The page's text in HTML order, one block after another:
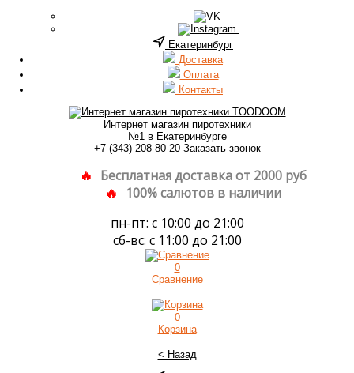
Екатеринбург
Доставка
Оплата
Контакты
Интернет магазин пиротехники
№1 в Екатеринбурге
+7 (343) 208-80-20 Заказать звонок
Бесплатная доставка от 2000 руб
100% салютов в наличии
пн-пт: с 10:00 до 21:00
сб-вс: с 11:00 до 21:00
0
Сравнение
0
Корзина
< Назад